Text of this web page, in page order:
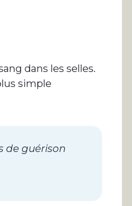
dans les selles.
simple
de guérison